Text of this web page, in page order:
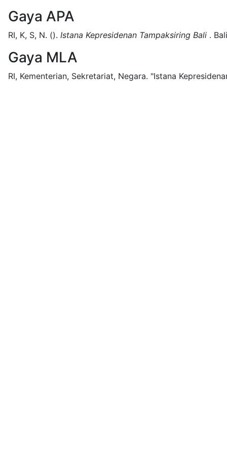
Gaya APA
RI, K, S, N. (). Istana Kepresidenan Tampaksiring Bali .
Gaya MLA
RI, Kementerian, Sekretariat, Negara. "Istana